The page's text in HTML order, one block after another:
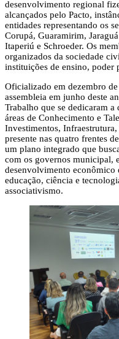
desenvolvimento regional
alcançados pelo Pacto,
entidades representando os
Corupá, Guaramirim,
Itaperiú e Schroeder. Os
organizados da sociedade
instituições de ensino, poder
Oficializado em dezembro
assembleia em junho deste
Trabalho que se dedicaram
áreas de Conhecimento e
Investimentos, Infraestrutura,
presente nas quatro frentes
um plano integrado que
com os governos municipal,
desenvolvimento econômico
educação, ciência e
associativismo.